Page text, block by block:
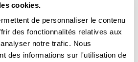
cookies.
de personnaliser le contenu
des fonctionnalités relatives aux
notre trafic. Nous
des informations sur l'utilisation de